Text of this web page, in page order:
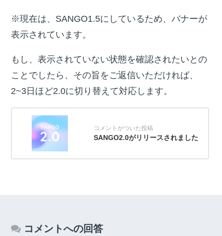
※現在は、SANGO1.5にしているため、バナーが
表示されています。
もし、表示されていない状態を確認されたいとの
ことでしたら、その旨をご返信いただければ、
2~3日ほど2.0に切り替えて対応します。
SANGO2.0がリリースされました
コメントへの回答